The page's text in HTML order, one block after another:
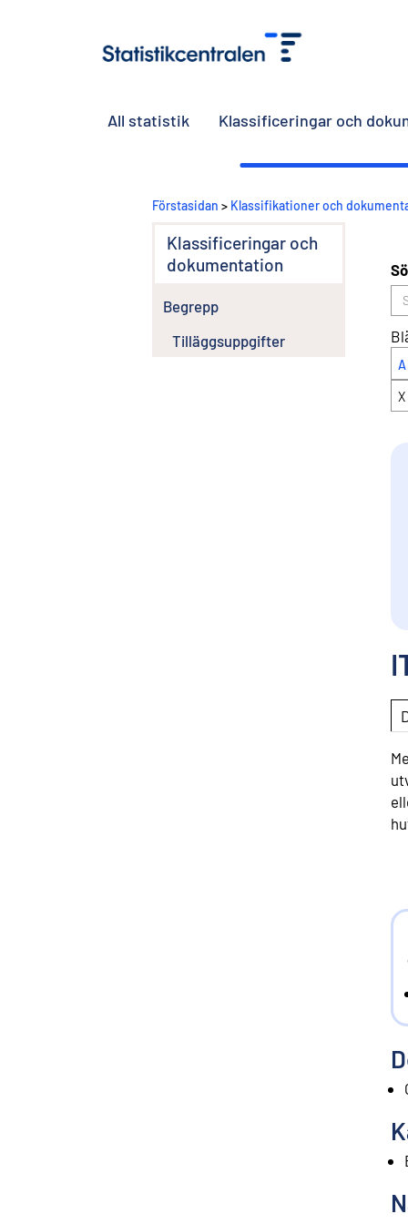
All statistik Klassificeringar och
Förstasidan > Klassifikationer och
Klassificeringar och
dokumentation
Begrepp
Tilläggsuppgifter
A
X